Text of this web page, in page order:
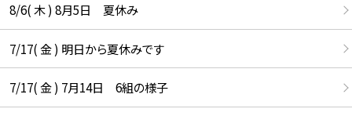
8/6( 木 ) 8月5日 夏休み
7/17( 金 ) 明日から夏休みです
7/17( 金 ) 7月14日 6組の様子